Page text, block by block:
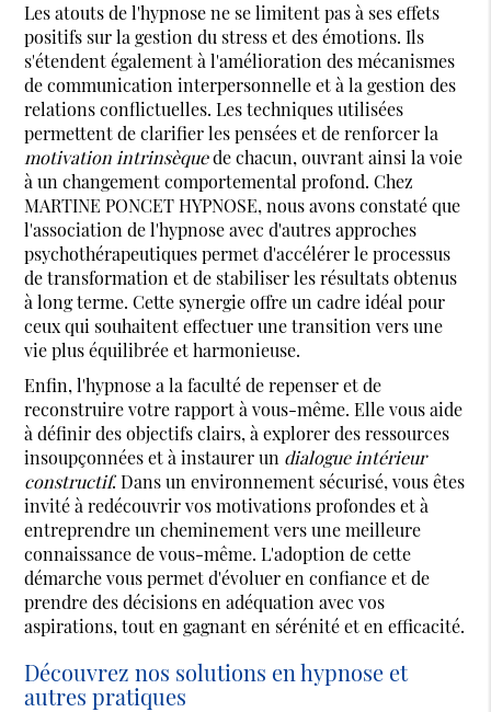
Les atouts de l'hypnose ne se limitent pas à ses effets
positifs sur la gestion du stress et des émotions. Ils
s'étendent également à l'amélioration des mécanismes
de communication interpersonnelle et à la gestion des
relations conflictuelles. Les techniques utilisées
permettent de clarifier les pensées et de renforcer la
motivation intrinsèquede chacun, ouvrant ainsi la voie
à un changement comportemental profond. Chez
MARTINE PONCET HYPNOSE, nous avons constaté que
l'association de l'hypnose avec d'autres approches
psychothérapeutiques permet d'accélérer le processus
de transformation et de stabiliser les résultats obtenus
à long terme. Cette synergie offre un cadre idéal pour
ceux qui souhaitent effectuer une transition vers une
vie plus équilibrée et harmonieuse.
Enfin, l'hypnose a la faculté de repenser et de
reconstruire votre rapport à vous-même. Elle vous aide
à définir des objectifs clairs, à explorer des ressources
insoupçonnées et à instaurer un dialogue intérieur
constructif. Dans un environnement sécurisé, vous êtes
invité à redécouvrir vos motivations profondes et à
entreprendre un cheminement vers une meilleure
connaissance de vous-même. L'adoption de cette
démarche vous permet d'évoluer en confiance et de
prendre des décisions en adéquation avec vos
aspirations, tout en gagnant en sérénité et en efficacité.
Découvrez nos solutions en hypnose et
autres pratiques